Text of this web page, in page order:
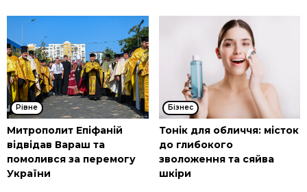
Рівне
Митрополит Епіфаній
відвідав Вараш та
помолився за перемогу
України
Бізнес
Тонік для обличчя: місток
до глибокого
зволоження та сяйва
шкіри